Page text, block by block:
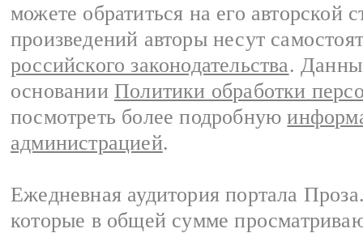
можете обратиться на его авторской
произведений авторы несут
российского законодательства.
основании Политики обработки
посмотреть более подробную
администрацией.
Ежедневная аудитория портала
которые в общей сумме